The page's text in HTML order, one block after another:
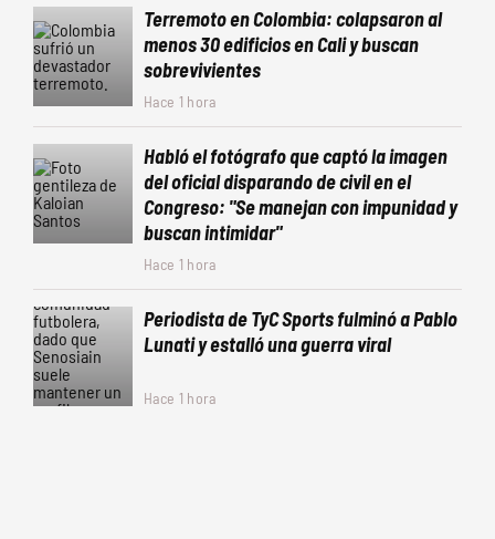
Terremoto en Colombia: colapsaron al
menos 30 edificios en Cali y buscan
sobrevivientes
Hace 1 hora
Habló el fotógrafo que captó la imagen
del oficial disparando de civil en el
Congreso: "Se manejan con impunidad y
buscan intimidar"
Hace 1 hora
Periodista de TyC Sports fulminó a Pablo
Lunati y estalló una guerra viral
Hace 1 hora